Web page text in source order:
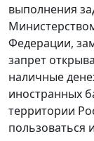
выполнения
Федерации,
запрет
наличные
иностранных
территории